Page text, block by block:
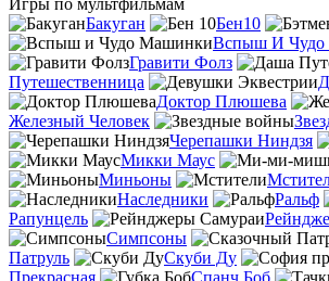
Бакуган
Бен10
Вспыш И
Гравити Фолз
Путешественница
Доктор Плюшева
Железный Человек
Черепашки Ниндзя
Микки Маус
Миньоны
Наследники
Ральф
Рапунцель
Симпсоны
Патруль
Скуби Ду
Прекрасная
Спанч Боб